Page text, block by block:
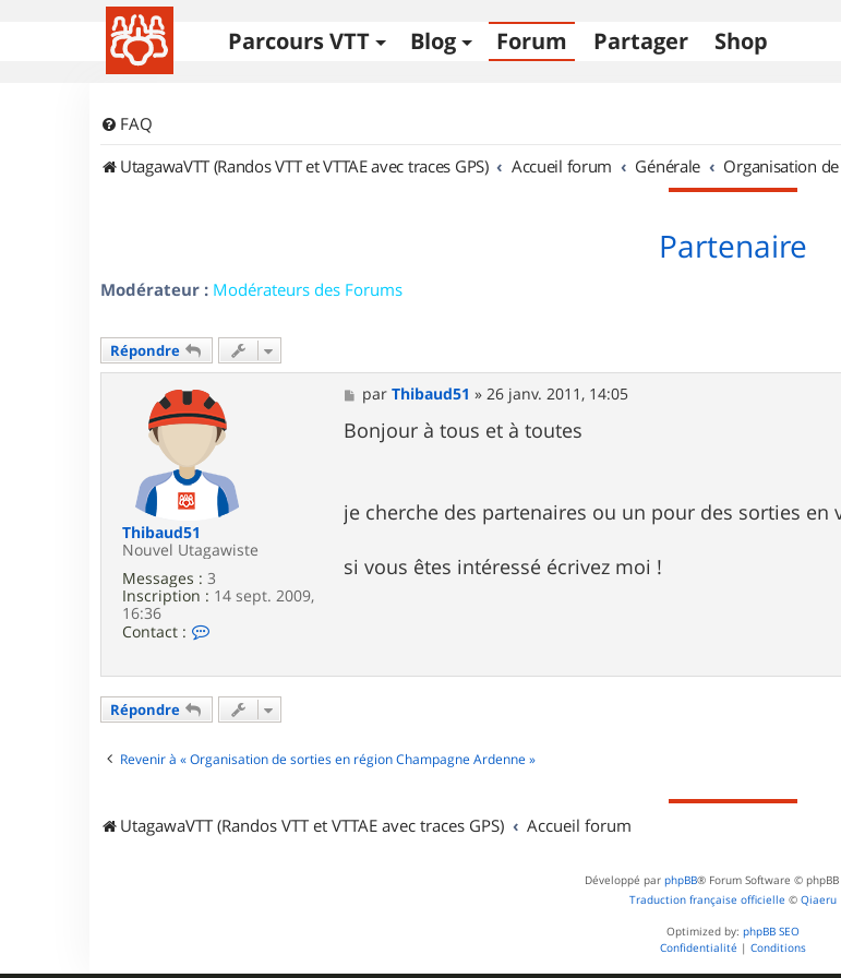
Parcours VTT Blog Forum Partager Shop
FAQ
UtagawaVTT (Randos VTT et VTTAE avec traces GPS)
Accueil forum Générale Organisation
Partenaire
Modérateur : Modérateurs des Forums
Répondre
Thibaud51
Nouvel Utagawiste
Messages : 3
Inscription : 14 sept. 2009,
16:36
Contact :
t
a
c
e
r
i
b
M
e
s
s
parThibaud51 »26 janv. 2011, 14:05
Bonjour à tous et à toutes
je cherche des partenaires ou un pour des sorties en
si vous êtes intéressé écrivez moi !
Répondre
Revenir à « Organisation de sorties en région Champagne Ardenne »
UtagawaVTT (Randos VTT et VTTAE avec traces GPS) Accueil forum
Développé par phpBB® Forum Software ©
Traduction française officielle © Qiaeru
Optimized by: phpBB SEO
Confidentialité | Conditions